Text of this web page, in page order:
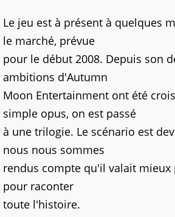
Le jeu est à présent à quelques
le marché, prévue
pour le début 2008. Depuis son
ambitions d'Autumn
Moon Entertainment ont été
simple opus, on est passé
à une trilogie. Le scénario est
nous nous sommes
rendus compte qu'il valait
pour raconter
toute l'histoire.